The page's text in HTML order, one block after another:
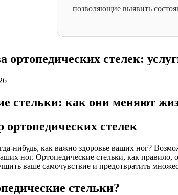
позволяющие выявить
ортопедических стелек:
стельки: как они меняют
стелек
нибудь, как важно здоровье ваших ног?
ног. Ортопедические стельки, как правило,
ваше самочувствие и предотвратить
стельки?